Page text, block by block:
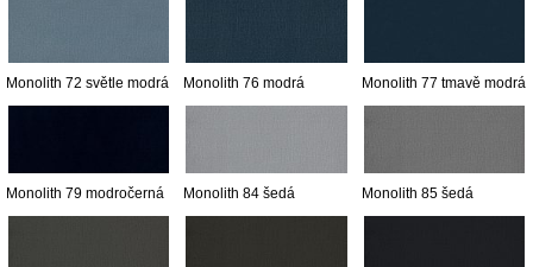
Monolith 72 světle modrá Monolith 76 modrá Monolith 77 tmavě modrá
Monolith 79 modročerná Monolith 84 šedá Monolith 85 šedá